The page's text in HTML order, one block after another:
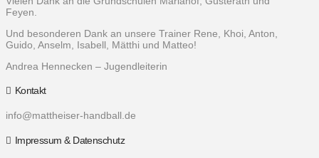
Feyen.
Und besonderen Dank an unsere Trainer Rene, Khoi, Anton,
Guido, Anselm, Isabell, Mätthi und Matteo!
Andrea Hennecken – Jugendleiterin
Kontakt
info@mattheiser-handball.de
Impressum & Datenschutz